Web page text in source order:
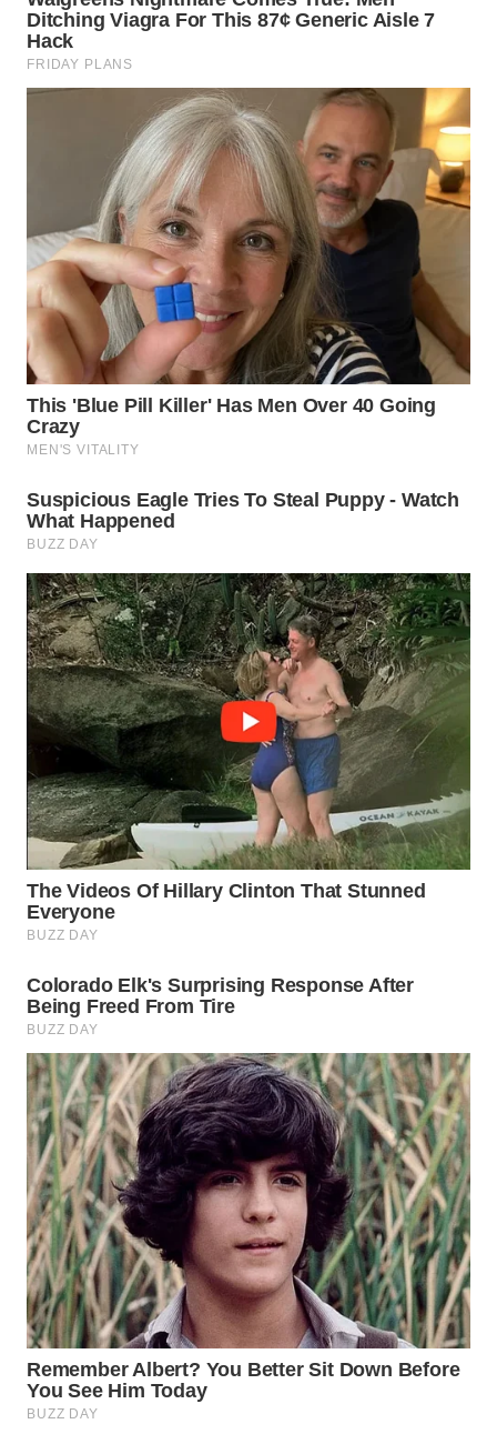
TENGAH
WN DELI
SERDANG
WN
PAKPAK
WN
KARAWANG
WN
BEKASI
WN
BOGOR
WN
DEPOK
WN
TAPANULI
UTARA
WN
SAMOSIR
WN
PADANG
LAWAS
SUMEDANG
CIANJUR
WN
KEPULAUAN
SERIBU
WN
TANGERANG
WN
BINJAI
WN
CIREBON